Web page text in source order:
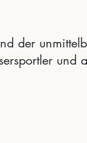
der
und